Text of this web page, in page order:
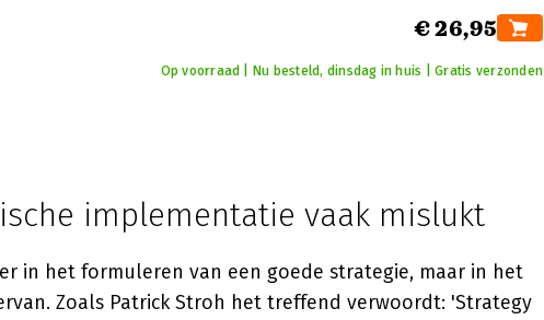
€ 26,95
Op voorraad | Nu besteld, dinsdag in huis | Gratis verzonden
implementatie vaak mislukt
in het formuleren van een goede strategie, maar in het
Zoals Patrick Stroh het treffend verwoordt: 'Strategy